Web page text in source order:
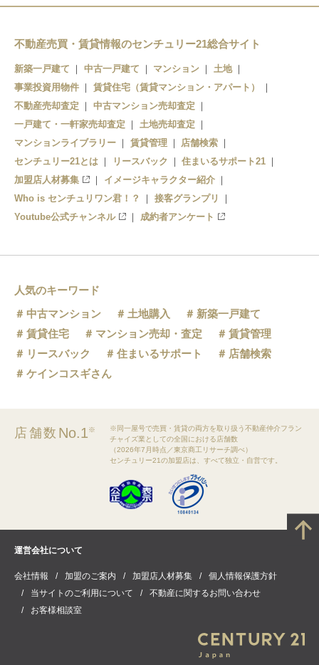
鴻巣
北鴻巣
鴻巣
北本
桶川
北上尾
上尾
宮原
不動産売買・賃貸情報のセンチュリー21総合サイト
新築一戸建て 中古一戸建て マンション
土地
事業投資用物件
賃貸住宅（賃貸マンション・アパート）
不動産売却査定
中古マンション売却査定
一戸建て・一軒家売却査定
土地売却査定
マンションライブラリー
賃貸管理
店舗検索
センチュリー21とは
リースバック
住まいるサポート21
加盟店人材募集
イメージキャラクター紹介
Who is センチュリワン君！？
接客グランプリ
Youtube公式チャンネル
成約者アンケート
人気のキーワード
中古マンション
土地購入
新築一戸建て
賃貸住宅
マンション売却・査定
賃貸管理
リースバック
住まいるサポート
店舗検索
ケインコスギさん
店舗数 No.1※
※同一屋号で売買・賃貸の両方を取り扱う不動産仲介フラン
チャイズ業としての全国における店舗数
（2026年7月時点／東京商工リサーチ調べ）
センチュリー21の加盟店は、すべて独立・自営です。
運営会社について
会社情報 加盟のご案内 加盟店人材募集
個人情報保護方針
当サイトのご利用について
不動産に関するお問い合わせ
お客様相談室